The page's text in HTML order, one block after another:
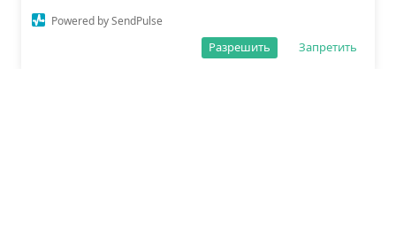
Powered by SendPulse
Запретить
Разрешить